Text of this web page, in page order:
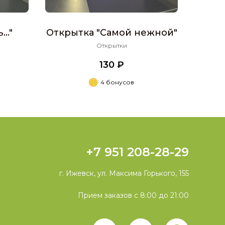
Открытка "Самой нежной"
Открытки
130 ₽
4 бонусов
+7 951 208-28-29
г. Ижевск, ул. Максима Горького, 155
Прием заказов с 8:00 до 21:00